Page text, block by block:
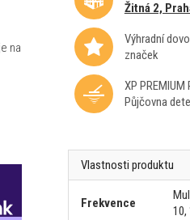
na
Žitná 2,
Výhradní
značek
XP PREMIUM
Půjčovna
Vlastnosti produktu
Frekvence
10,